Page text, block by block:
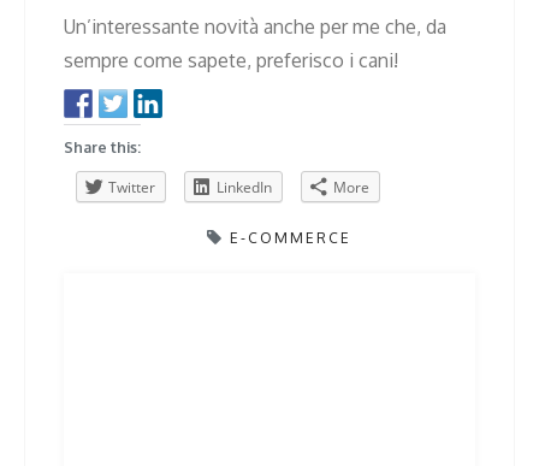
Un’interessante novità anche per me che, da
sempre come sapete, preferisco i cani!
Share this:
Twitter LinkedIn More
E-COMMERCE